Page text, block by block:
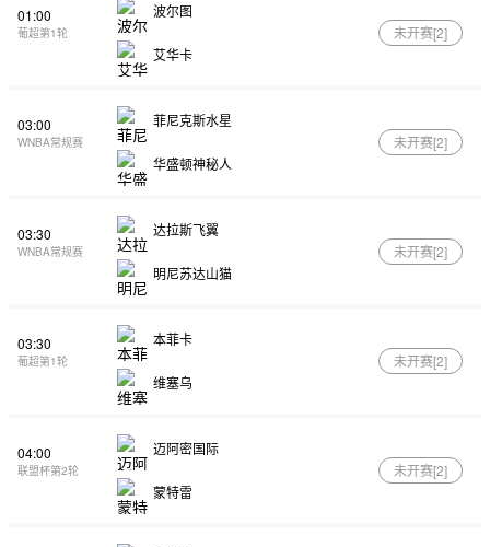
01:00
葡超第1轮
波尔图
艾华卡
未开赛[2]
03:00
WNBA常规赛
菲尼克斯水星
华盛顿神秘人
未开赛[2]
03:30
WNBA常规赛
达拉斯飞翼
明尼苏达山猫
未开赛[2]
03:30
葡超第1轮
本菲卡
维塞乌
未开赛[2]
04:00
联盟杯第2轮
迈阿密国际
蒙特雷
未开赛[2]